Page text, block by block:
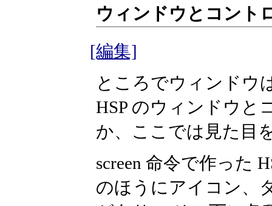
ウィンドウとコント
[編集]
ところでウィンドウ
HSP のウィンドウと
か、ここでは見た目
screen 命令で作った
のほうにアイコン、